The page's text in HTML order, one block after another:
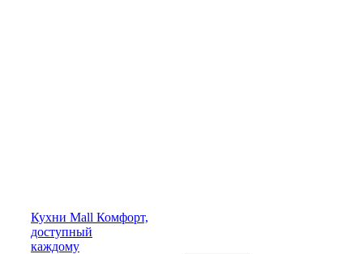
Кухни Mall Комфорт,
доступный
каждому